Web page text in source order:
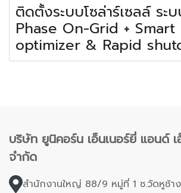
ติดตั้งระบบโซล่าร์เซลล์ ระ
Phase On-Grid + Smart
optimizer & Rapid
บริษัท ยูนิคอร์น เอ็นเนอร์ยี่ แอนด์ เ
จำกัด
สำนักงานใหญ่ 88/9 หมู่ที่ 1 ซ.วัดหูช้า